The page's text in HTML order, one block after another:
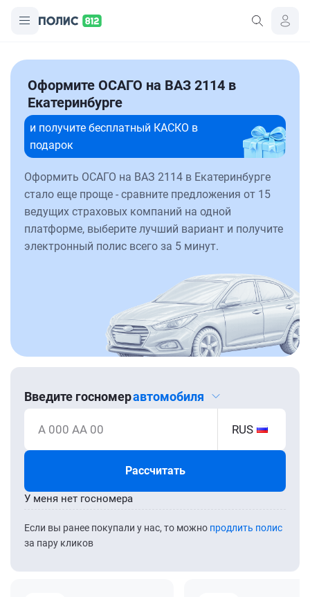
Оформите ОСАГО на ВАЗ 2114 в
Екатеринбурге
и получите бесплатный КАСКО в
подарок
Оформить ОСАГО на ВАЗ 2114 в Екатеринбурге
стало еще проще - сравните предложения от 15
ведущих страховых компаний на одной
платформе, выберите лучший вариант и получите
электронный полис всего за 5 минут.
Введите госномеравтомобиля
А 000 АА 00 RUS
Рассчитать
Если вы ранее покупали у нас, то можно продлить полис
за пару кликов
У меня нет госномера